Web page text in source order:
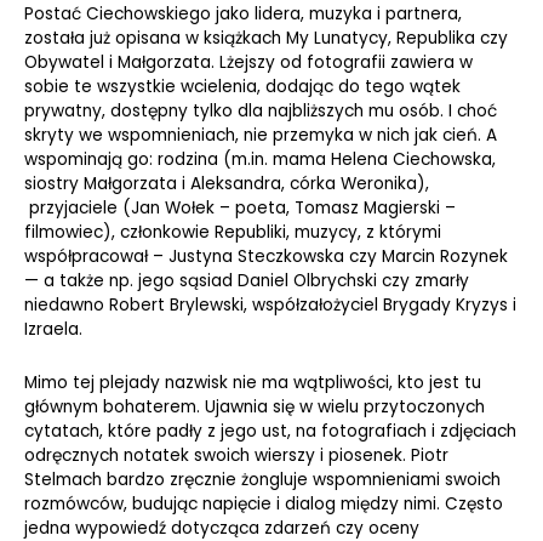
Postać Ciechowskiego jako lidera, muzyka i partnera,
została już opisana w książkach My Lunatycy, Republika czy
Obywatel i Małgorzata. Lżejszy od fotografii zawiera w
sobie te wszystkie wcielenia, dodając do tego wątek
prywatny, dostępny tylko dla najbliższych mu osób. I choć
skryty we wspomnieniach, nie przemyka w nich jak cień. A
wspominają go: rodzina (m.in. mama Helena Ciechowska,
siostry Małgorzata i Aleksandra, córka Weronika),
przyjaciele (Jan Wołek – poeta, Tomasz Magierski –
filmowiec), członkowie Republiki, muzycy, z którymi
współpracował – Justyna Steczkowska czy Marcin Rozynek
— a także np. jego sąsiad Daniel Olbrychski czy zmarły
niedawno Robert Brylewski, współzałożyciel Brygady Kryzys i
Izraela.
Mimo tej plejady nazwisk nie ma wątpliwości, kto jest tu
głównym bohaterem. Ujawnia się w wielu przytoczonych
cytatach, które padły z jego ust, na fotografiach i zdjęciach
odręcznych notatek swoich wierszy i piosenek. Piotr
Stelmach bardzo zręcznie żongluje wspomnieniami swoich
rozmówców, budując napięcie i dialog między nimi. Często
jedna wypowiedź dotycząca zdarzeń czy oceny